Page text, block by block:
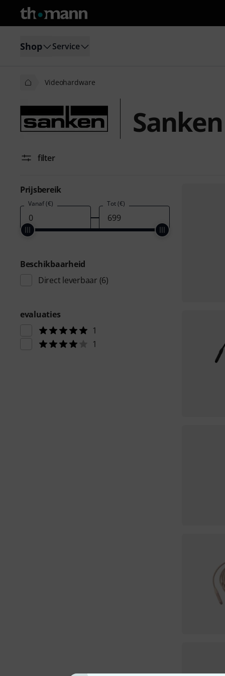
Shop Service
Videohardware
filter
Prijsbereik
Vanaf (€) Tot (€)
Beschikbaarheid
Direct leverbaar (6)
evaluaties
1
1